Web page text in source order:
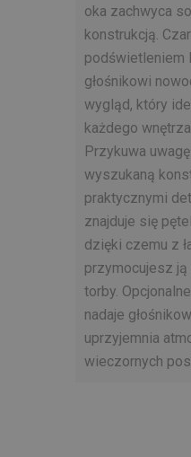
oka zachwyca
konstrukcją.
podświetleniem
głośnikowi
wygląd, który
każdego
Przykuwa
wyszukaną
praktycznymi
znajduje się
dzięki czemu z
przymocujesz ją
torby.
nadaje
uprzyjemnia
wieczornych